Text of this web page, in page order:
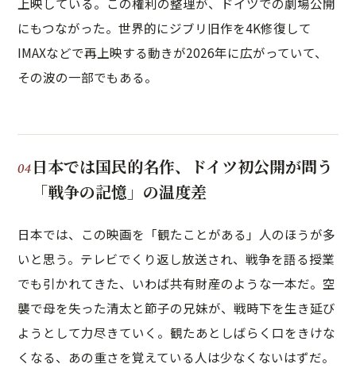
にもつながった。世界的にジブリ旧作を4K修復して
IMAXなどで再上映する動きが2026年に広がっていて、
その波の一部でもある。
日本では国民的名作、ドイツ初公開が問う
「戦争の記憶」の温度差
日本では、この映画を「観たことがある」人のほうが多
いと思う。テレビでくり返し放送され、戦争を語る授業
でも引かれてきた、いわば共有財産のような一本だ。空
襲で母を失った清太と節子の兄妹が、戦時下を生き延び
ようとして力尽きていく。観たあとしばらく口をきけな
くなる、あの重さを覚えている人は少なくないはずだ。